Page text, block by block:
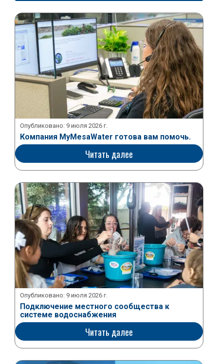
Опубликовано: 9 июля 2026 г.
Компания MyMesaWater готова вам помочь.
Читать далее
Опубликовано: 9 июля 2026 г.
Подключение местного сообщества к
системе водоснабжения
Читать далее